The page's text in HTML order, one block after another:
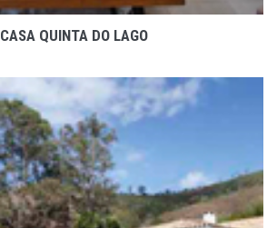
CASA QUINTA DO LAGO